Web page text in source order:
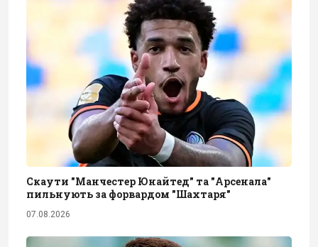
Скаути "Манчестер Юнайтед" та "Арсенала"
пильнують за форвардом "Шахтаря"
07.08.2026